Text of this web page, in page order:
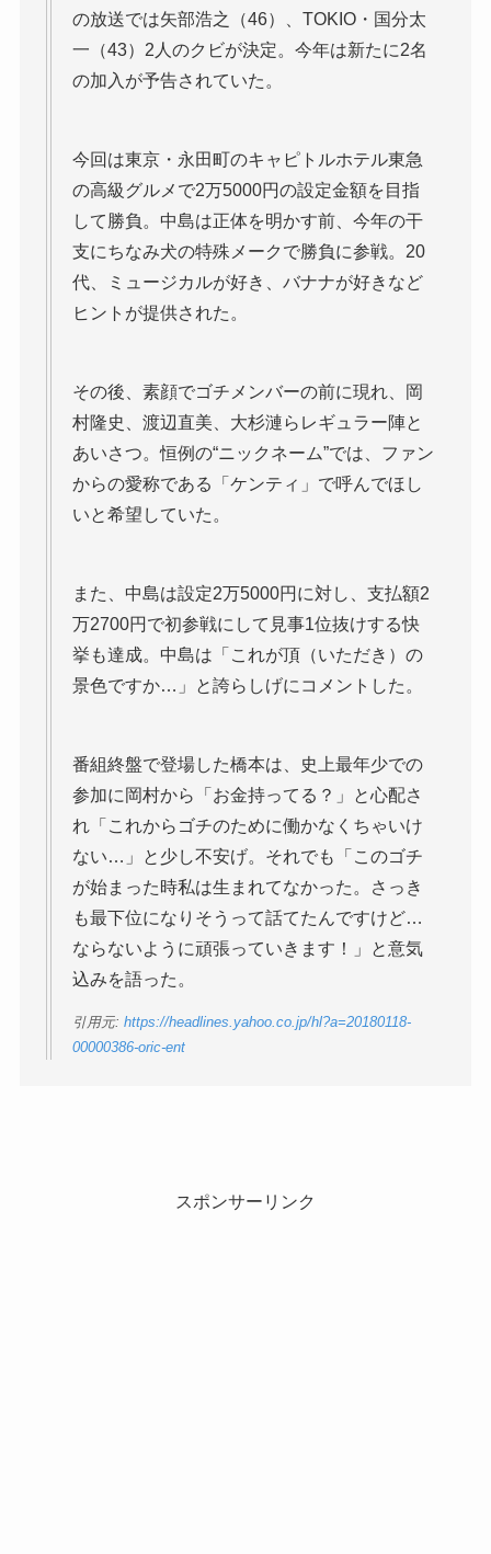
の放送では矢部浩之（46）、TOKIO・国分太
一（43）2人のクビが決定。今年は新たに2名
の加入が予告されていた。
今回は東京・永田町のキャピトルホテル東急
の高級グルメで2万5000円の設定金額を目指
して勝負。中島は正体を明かす前、今年の干
支にちなみ犬の特殊メークで勝負に参戦。20
代、ミュージカルが好き、バナナが好きなど
ヒントが提供された。
その後、素顔でゴチメンバーの前に現れ、岡
村隆史、渡辺直美、大杉漣らレギュラー陣と
あいさつ。恒例の“ニックネーム”では、ファン
からの愛称である「ケンティ」で呼んでほし
いと希望していた。
また、中島は設定2万5000円に対し、支払額2
万2700円で初参戦にして見事1位抜けする快
挙も達成。中島は「これが頂（いただき）の
景色ですか…」と誇らしげにコメントした。
番組終盤で登場した橋本は、史上最年少での
参加に岡村から「お金持ってる？」と心配さ
れ「これからゴチのために働かなくちゃいけ
ない…」と少し不安げ。それでも「このゴチ
が始まった時私は生まれてなかった。さっき
も最下位になりそうって話てたんですけど…
ならないように頑張っていきます！」と意気
込みを語った。
引用元: https://headlines.yahoo.co.jp/hl?a=20180118-
00000386-oric-ent
スポンサーリンク